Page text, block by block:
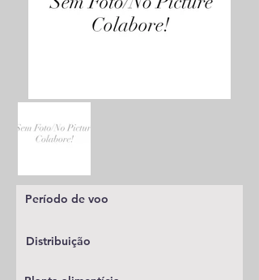
Período de voo
Distribuição